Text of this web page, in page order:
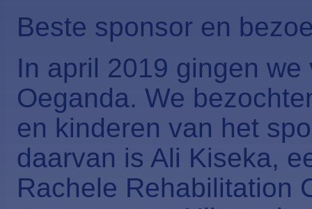
Beste sponsor en
In april 2019 gingen
Oeganda. We
en kinderen van het
daarvan is Ali Kiseka,
Rachele Rehabilitation